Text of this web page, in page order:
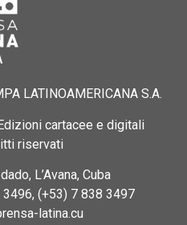
LATINOAMERICANA S.A.
cartacee e digitali
riservati
L’Avana, Cuba
(+53) 7 838 3497
latina.cu